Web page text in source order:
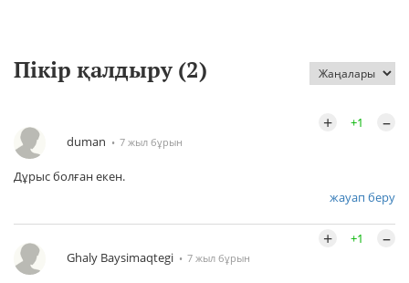
Пікір қалдыру (2)
duman 7 жыл бұрын
+ +1 –
Дұрыс болған екен.
жауап беру
Ghaly Baysimaqtegi 7 жыл бұрын
+ +1 –